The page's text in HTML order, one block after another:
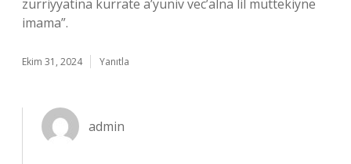
zürriyyatina kurrate a’yüniv vec’alna lil müttekiyne
imama”.
Ekim 31, 2024 Yanıtla
admin